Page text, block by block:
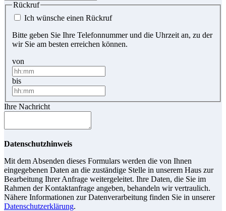
Rückruf
Ich wünsche einen Rückruf
Bitte geben Sie Ihre Telefonnummer und die Uhrzeit an, zu der
wir Sie am besten erreichen können.
von
bis
Ihre Nachricht
Datenschutzhinweis
Mit dem Absenden dieses Formulars werden die von Ihnen
eingegebenen Daten an die zuständige Stelle in unserem Haus zur
Bearbeitung Ihrer Anfrage weitergeleitet. Ihre Daten, die Sie im
Rahmen der Kontaktanfrage angeben, behandeln wir vertraulich.
Nähere Informationen zur Datenverarbeitung finden Sie in unserer
Datenschutzerklärung.